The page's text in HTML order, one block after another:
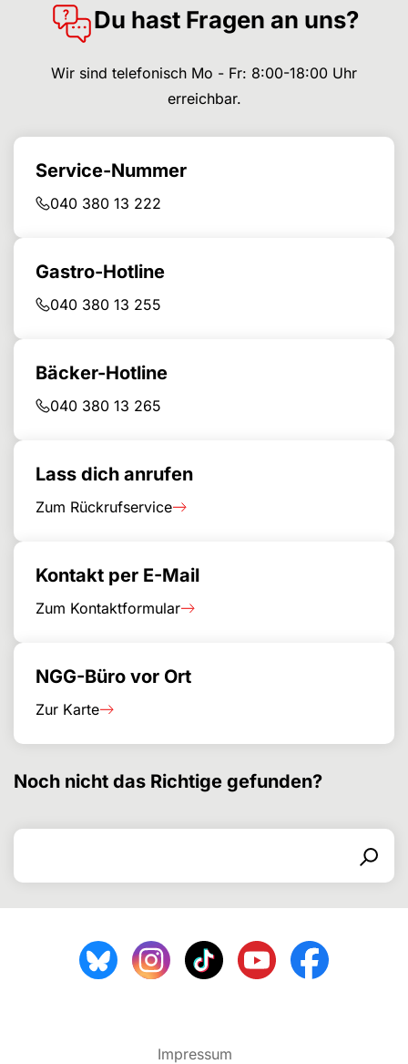
Du hast Fragen an uns?
Wir sind telefonisch Mo - Fr: 8:00-18:00 Uhr
erreichbar.
Service-Nummer
040 380 13 222
Gastro-Hotline
040 380 13 255
Bäcker-Hotline
040 380 13 265
Lass dich anrufen
Zum Rückrufservice
Kontakt per E-Mail
Zum Kontaktformular
NGG-Büro vor Ort
Zur Karte
Noch nicht das Richtige gefunden?
Search for
Search
Impressum